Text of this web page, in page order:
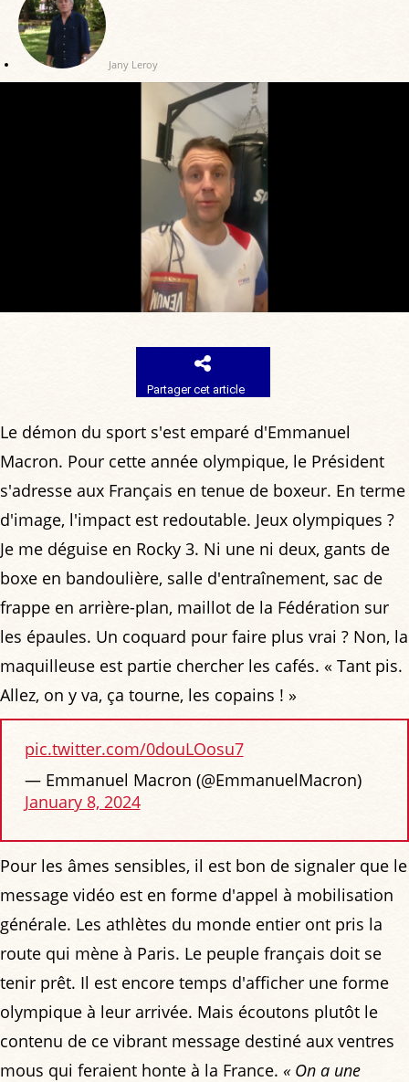
Jany Leroy
Partager cet article
Le démon du sport s'est emparé d'Emmanuel
Macron. Pour cette année olympique, le Président
s'adresse aux Français en tenue de boxeur. En terme
d'image, l'impact est redoutable. Jeux olympiques ?
Je me déguise en Rocky 3. Ni une ni deux, gants de
boxe en bandoulière, salle d'entraînement, sac de
frappe en arrière-plan, maillot de la Fédération sur
les épaules. Un coquard pour faire plus vrai ? Non, la
maquilleuse est partie chercher les cafés. « Tant pis.
Allez, on y va, ça tourne, les copains ! »
pic.twitter.com/0douLOosu7
— Emmanuel Macron (@EmmanuelMacron)
January 8, 2024
Pour les âmes sensibles, il est bon de signaler que le
message vidéo est en forme d'appel à mobilisation
générale. Les athlètes du monde entier ont pris la
route qui mène à Paris. Le peuple français doit se
tenir prêt. Il est encore temps d'afficher une forme
olympique à leur arrivée. Mais écoutons plutôt le
contenu de ce vibrant message destiné aux ventres
mous qui feraient honte à la France. « On a une